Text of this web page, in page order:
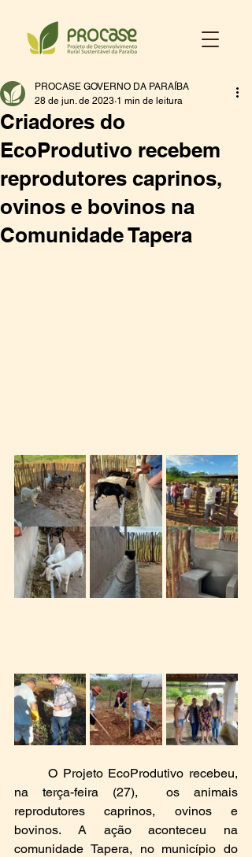
Criadores do
EcoProdutivo recebem
reprodutores caprinos,
ovinos e bovinos na
Comunidade Tapera
PROCASE GOVERNO DA PARAÍBA
28 de jun. de 2023 1 min de leitura
O Projeto EcoProdutivo recebeu,
na terça-feira (27),  os animais
reprodutores caprinos, ovinos e
bovinos. A ação aconteceu na
comunidade Tapera, no município do